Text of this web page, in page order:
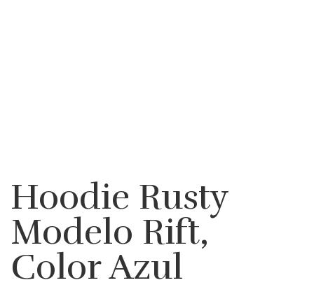
Hoodie Rusty
Modelo Rift,
Color Azul